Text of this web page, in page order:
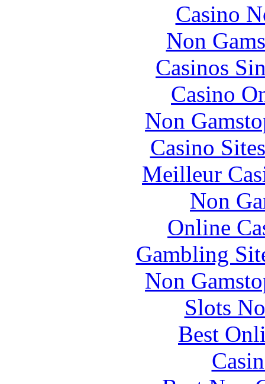
Casino
Non
Casinos
Casino
Non
Casino
Meilleur
Non
Online
Gambling
Non
Slots
Best